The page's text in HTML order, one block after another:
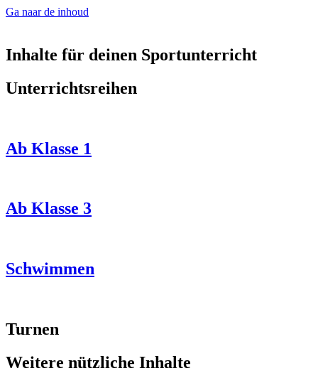
Ga naar de inhoud
Inhalte für deinen Sportunterricht
Unterrichtsreihen
Ab Klasse 1
Ab Klasse 3
Schwimmen
Turnen
Weitere nützliche Inhalte